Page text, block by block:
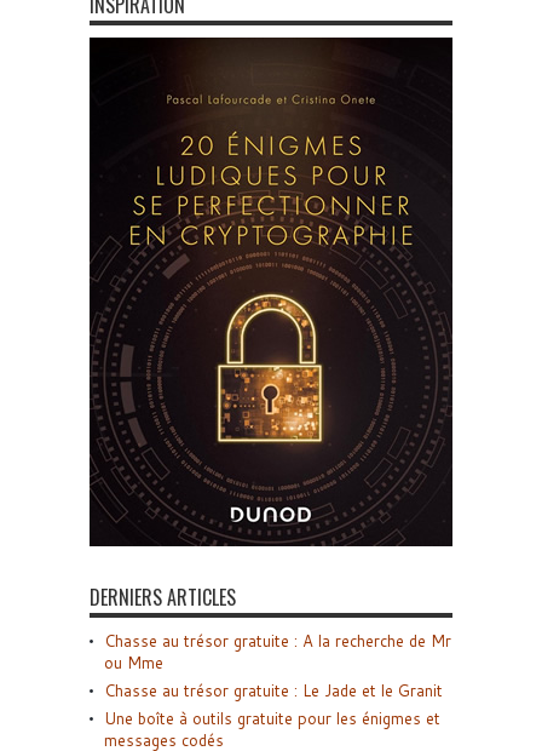
DERNIERS ARTICLES
Chasse au trésor gratuite : A la recherche de Mr
ou Mme
Chasse au trésor gratuite : Le Jade et le Granit
Une boîte à outils gratuite pour les énigmes et
messages codés